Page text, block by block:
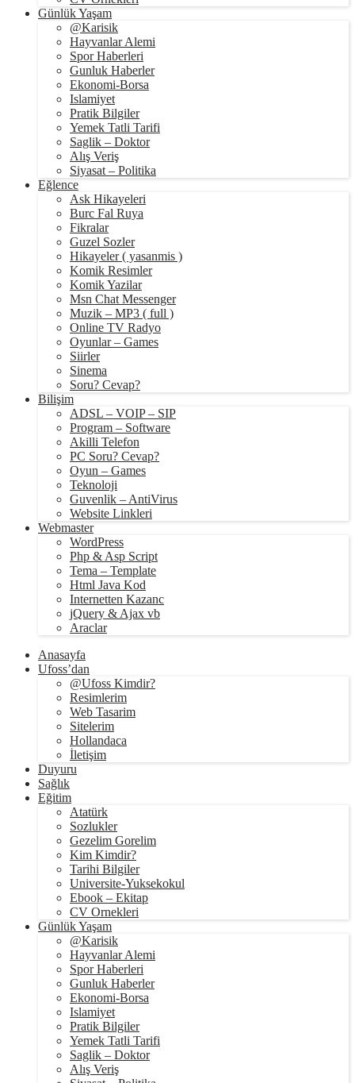
Günlük Yaşam
@Karisik
Hayvanlar Alemi
Spor Haberleri
Gunluk Haberler
Ekonomi-Borsa
Islamiyet
Pratik Bilgiler
Yemek Tatli Tarifi
Saglik – Doktor
Alış Veriş
Siyasat – Politika
Eğlence
Ask Hikayeleri
Burc Fal Ruya
Fikralar
Guzel Sozler
Hikayeler ( yasanmis )
Komik Resimler
Komik Yazilar
Msn Chat Messenger
Muzik – MP3 ( full )
Online TV Radyo
Oyunlar – Games
Siirler
Sinema
Soru? Cevap?
Bilişim
ADSL – VOIP – SIP
Program – Software
Akilli Telefon
PC Soru? Cevap?
Oyun – Games
Teknoloji
Guvenlik – AntiVirus
Website Linkleri
Webmaster
WordPress
Php & Asp Script
Tema – Template
Html Java Kod
Internetten Kazanc
jQuery & Ajax vb
Araclar
Anasayfa
Ufoss’dan
@Ufoss Kimdir?
Resimlerim
Web Tasarim
Sitelerim
Hollandaca
İletişim
Duyuru
Sağlık
Eğitim
Atatürk
Sozlukler
Gezelim Gorelim
Kim Kimdir?
Tarihi Bilgiler
Universite-Yuksekokul
Ebook – Ekitap
CV Ornekleri
Günlük Yaşam
@Karisik
Hayvanlar Alemi
Spor Haberleri
Gunluk Haberler
Ekonomi-Borsa
Islamiyet
Pratik Bilgiler
Yemek Tatli Tarifi
Saglik – Doktor
Alış Veriş